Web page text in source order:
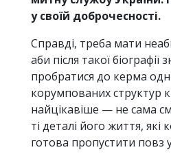
у своїй доброчесності.
Справді, треба мати
аби після такої біографії
пробратися до керма
корумпованих структур
найцікавіше — не сама
ті деталі його життя, які
готова пропустити повз